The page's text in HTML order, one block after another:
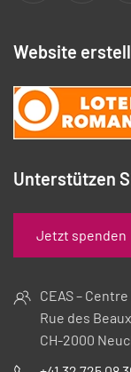
Website
Unterstützen
Jetzt spenden
CEAS –
Rue des
CH-2000